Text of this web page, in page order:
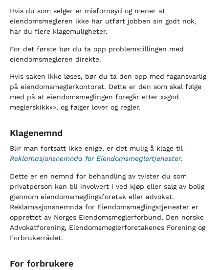
Hvis du som selger er misfornøyd og mener at
eiendomsmegleren ikke har utført jobben sin godt nok,
har du flere klagemuligheter.
For det første bør du ta opp problemstillingen med
eiendomsmegleren direkte.
Hvis saken ikke løses, bør du ta den opp med fagansvarlig
på eiendomsmeglerkontoret. Dette er den som skal følge
med på at eiendomsmeglingen foregår etter «»god
meglerskikk»», og følger lover og regler.
Klagenemnd
Blir man fortsatt ikke enige, er det mulig å klage til
Reklamasjonsnemnda for Eiendomsmeglertjenester.
Dette er en nemnd for behandling av tvister du som
privatperson kan bli involvert i ved kjøp eller salg av bolig
gjennom eiendomsmeglingsforetak eller advokat.
Reklamasjonsnemnda for Eiendomsmeglingstjenester er
opprettet av Norges Eiendomsmeglerforbund, Den norske
Advokatforening, Eiendomsmeglerforetakenes Forening og
Forbrukerrådet.
For forbrukere